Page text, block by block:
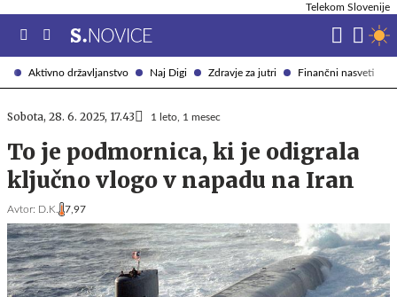
Aktivno državljanstvo Naj Digi Zdravje za jutri Finančni nasveti
Telekom Slovenije
Sobota, 28. 6. 2025, 17.43 1 leto, 1 mesec
To je podmornica, ki je odigrala
ključno vlogo v napadu na Iran
Avtor: D.K. 7,97